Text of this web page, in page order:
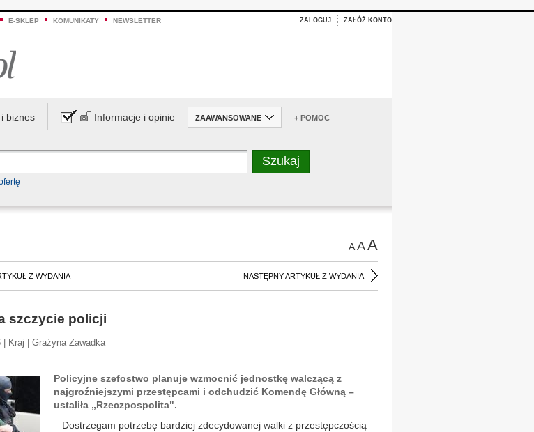
E-SKLEP KOMUNIKATY NEWSLETTER ZALOGUJ ZAŁÓŻ KONTO
biznes Informacje i opinie ZAAWANSOWANE + POMOC
AAA
Z WYDANIA NASTĘPNY ARTYKUŁ Z WYDANIA
szczycie policji
Kraj | Grażyna Zawadka
Policyjne szefostwo planuje wzmocnić jednostkę walczącą z
najgroźniejszymi przestępcami i odchudzić Komendę Główną –
ustaliła „Rzeczpospolita".
– Dostrzegam potrzebę bardziej zdecydowanej walki z przestępczością